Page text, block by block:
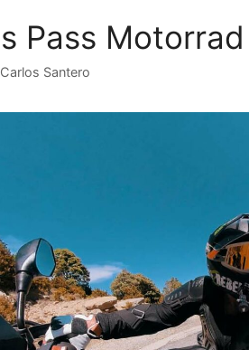
Pass
Carlos Santero